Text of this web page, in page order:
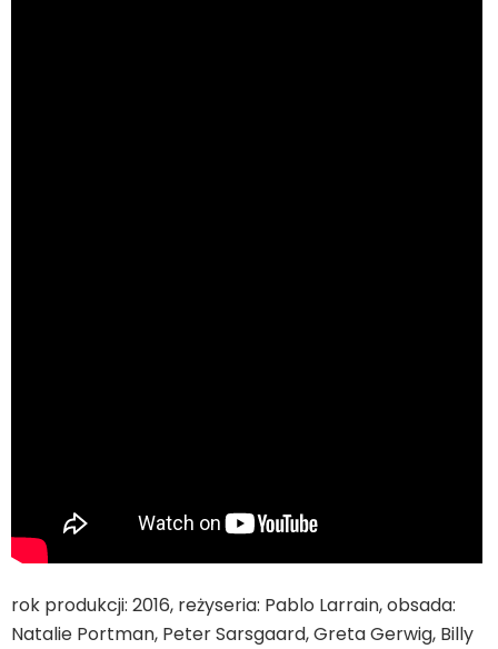
rok produkcji: 2016, reżyseria: Pablo Larrain, obsada:
Natalie Portman, Peter Sarsgaard, Greta Gerwig, Billy